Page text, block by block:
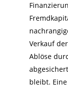
Verkauf
Ablöse
bleibt.